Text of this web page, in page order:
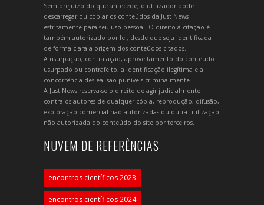
Sem prejuízo do que antecede, o utilizador pode
descarregar ou copiar os conteúdos da Just News
estritamente para seu uso pessoal. O direito à citação é
também autorizado por lei, desde que seja identificada
de forma clara a origem dos conteúdos citados.
A usurpação, contrafação, aproveitamento do conteúdo
usurpado ou contrafeito, a identificação ilegítima e a
concorrência desleal são puníveis criminalmente.
A Just News reserva-se o direito de agir judicialmente
contra os autores de qualquer cópia, reprodução, difusão,
exploração comercial não autorizadas ou outra utilização
não autorizada do conteúdo do site por terceiros.
NUVEM DE REFERÊNCIAS
encontros científicos 2023
encontros científicos 2024